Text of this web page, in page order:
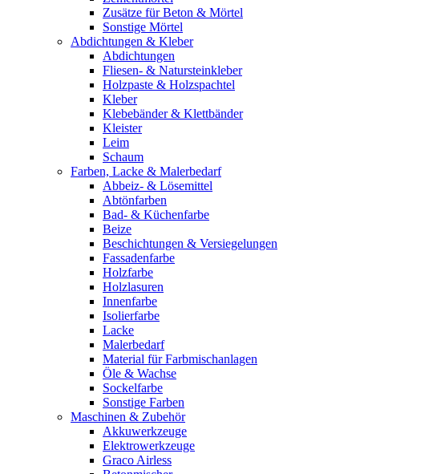
Zusätze für Beton & Mörtel
Sonstige Mörtel
Abdichtungen & Kleber
Abdichtungen
Fliesen- & Natursteinkleber
Holzpaste & Holzspachtel
Kleber
Klebebänder & Klettbänder
Kleister
Leim
Schaum
Farben, Lacke & Malerbedarf
Abbeiz- & Lösemittel
Abtönfarben
Bad- & Küchenfarbe
Beize
Beschichtungen & Versiegelungen
Fassadenfarbe
Holzfarbe
Holzlasuren
Innenfarbe
Isolierfarbe
Lacke
Malerbedarf
Material für Farbmischanlagen
Öle & Wachse
Sockelfarbe
Sonstige Farben
Maschinen & Zubehör
Akkuwerkzeuge
Elektrowerkzeuge
Graco Airless